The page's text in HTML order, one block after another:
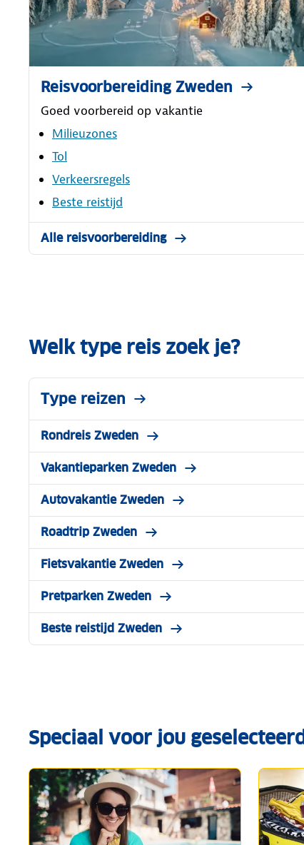
Reisvoorbereiding Zweden
Goed voorbereid op vakantie
Milieuzones
Tol
Verkeersregels
Beste reistijd
Alle reisvoorbereiding
Welk type reis zoek je?
Type reizen
Rondreis Zweden
Vakantieparken Zweden
Autovakantie Zweden
Roadtrip Zweden
Fietsvakantie Zweden
Pretparken Zweden
Beste reistijd Zweden
Speciaal voor jou geselecteerd